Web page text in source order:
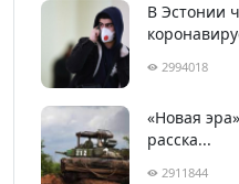
В Эстонии
2994018
«Новая
расска...
2911844